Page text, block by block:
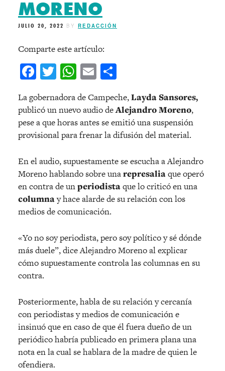
MORENO
JULIO 20, 2022 BY REDACCIÓN
Comparte este artículo:
Facebook
Twitter
WhatsApp
Email
La gobernadora de Campeche,Layda Sansores,
publicó un nuevo audio deAlejandro Moreno,
pese a que horas antes se emitió una suspensión
provisional para frenar la difusión del material.
En el audio, supuestamente se escucha a Alejandro
Moreno hablando sobre unarepresaliaque operó
en contra de unperiodistaque lo criticó en una
columnay hace alarde de su relación con los
medios de comunicación.
«Yo no soy periodista, pero soy político y sé dónde
más duele”, dice Alejandro Moreno al explicar
cómo supuestamente controla las columnas en su
contra.
Posteriormente, habla de su relación y cercanía
con periodistas y medios de comunicación e
insinuó que en caso de que él fuera dueño de un
periódico habría publicado en primera plana una
nota en la cual se hablara de la madre de quien le
ofendiera.